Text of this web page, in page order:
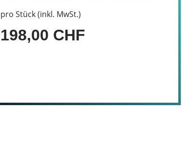
pro Stück (inkl. MwSt.)
198,00 CHF